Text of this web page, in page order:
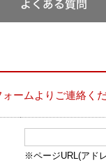
ームよりご連絡く
※ページURL(アド